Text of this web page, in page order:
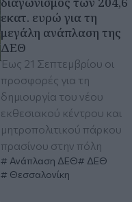
εκατ. ευρώ για τη
μεγάλη ανάπλαση της
ΔΕΘ
Έως 21 Σεπτεμβρίου οι
προσφορές για τη
δημιουργία του νέου
εκθεσιακού κέντρου και
μητροπολιτικού πάρκου
πρασίνου στην πόλη
Ανάπλαση ΔΕΘ
ΔΕΘ
Θεσσαλονίκη